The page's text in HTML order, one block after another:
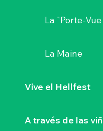
La "Porte-Vue
La Maine
Vive el Hellfest
A través de las
vendimias,
A lo largo
con acontecimientos
del Loira hasta
tejen un fuerte